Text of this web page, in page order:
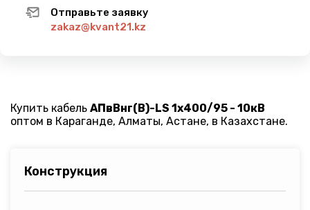
Отправьте заявку
zakaz@kvant21.kz
Купить кабель АПвВнг(B)-LS 1х400/95 - 10кВ
оптом в Караганде, Алматы, Астане, в Казахстане.
Конструкция